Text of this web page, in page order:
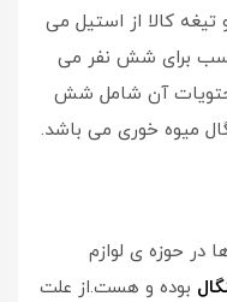
کالا از استیل می
برای شش نفر می
آن شامل شش
میوه خوری می باشد.
حوزه ی لوازم
بوده و هست.از علت